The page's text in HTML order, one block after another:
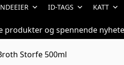
ID-TAGS KATT
produkter og spennende
Storfe 500ml